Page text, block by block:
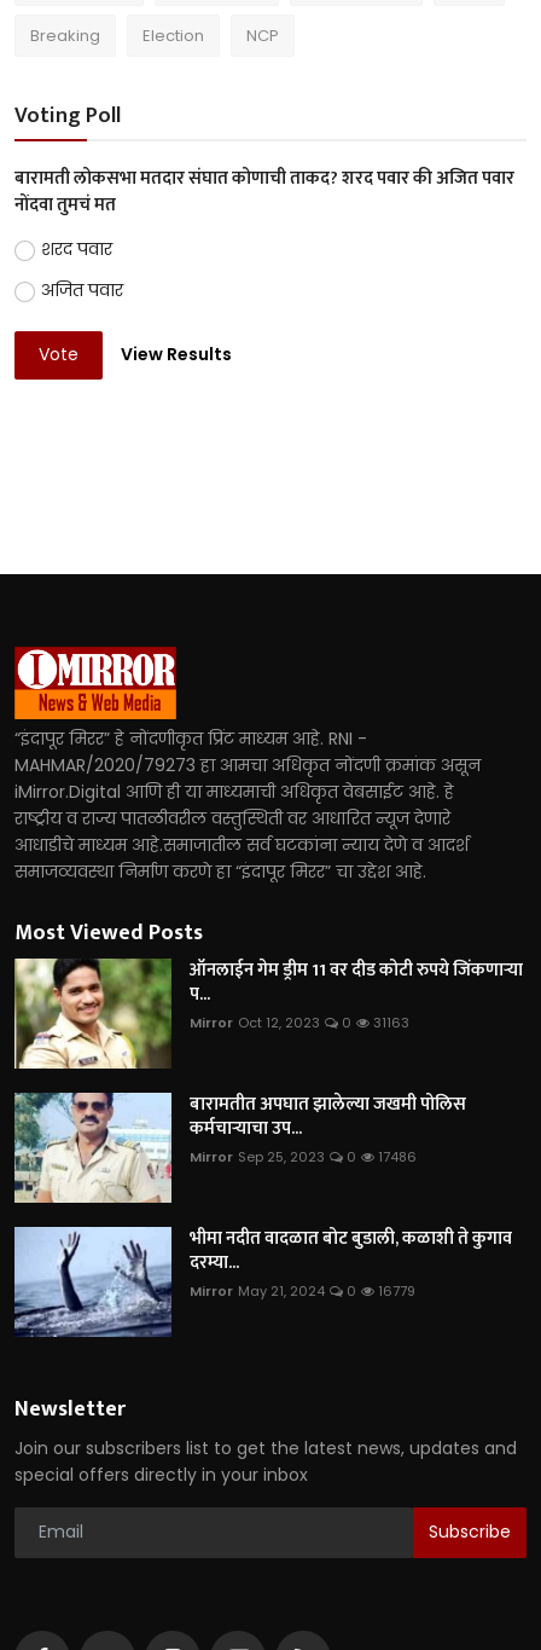
Breaking Election NCP
Voting Poll
बारामती लोकसभा मतदार संघात कोणाची ताकद? शरद पवार की अजित पवार
नोंदवा तुमचं मत
शरद पवार
अजित पवार
Vote View Results
“इंदापूर मिरर” हे नोंदणीकृत प्रिंट माध्यम आहे. RNI -
MAHMAR/2020/79273 हा आमचा अधिकृत नोंदणी क्रमांक असून
iMirror.Digital आणि ही या माध्यमाची अधिकृत वेबसाईट आहे. हे
राष्ट्रीय व राज्य पातळीवरील वस्तुस्थिती वर आधारित न्यूज देणारे
आधाडीचे माध्यम आहे.समाजातील सर्व घटकांना न्याय देणे व आदर्श
समाजव्यवस्था निर्माण करणे हा “इंदापूर मिरर” चा उद्देश आहे.
Most Viewed Posts
ऑनलाईन गेम ड्रीम 11 वर दीड कोटी रुपये जिंकणाऱ्या
प...
Mirror Oct 12, 2023 0 31163
बारामतीत अपघात झालेल्या जखमी पोलिस
कर्मचाऱ्याचा उप...
Mirror Sep 25, 2023 0 17486
भीमा नदीत वादळात बोट बुडाली, कळाशी ते कुगाव
दरम्या...
Mirror May 21, 2024 0 16779
Newsletter
Join our subscribers list to get the latest news, updates and
special offers directly in your inbox
Subscribe